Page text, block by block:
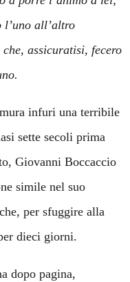
l’uno all’altro
assicuratisi, fecero
infuri una terribile
sette secoli prima
Giovanni Boccaccio
simile nel suo
per sfuggire alla
dieci giorni.
dopo pagina,